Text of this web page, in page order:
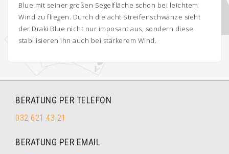
Blue mit seiner großen Segelfläche schon bei leichtem
Wind zu fliegen. Durch die acht Streifenschwänze sieht
der Draki Blue nicht nur imposant aus, sondern diese
stabilisieren ihn auch bei stärkerem Wind.
BERATUNG PER TELEFON
032 621 43 21
BERATUNG PER EMAIL